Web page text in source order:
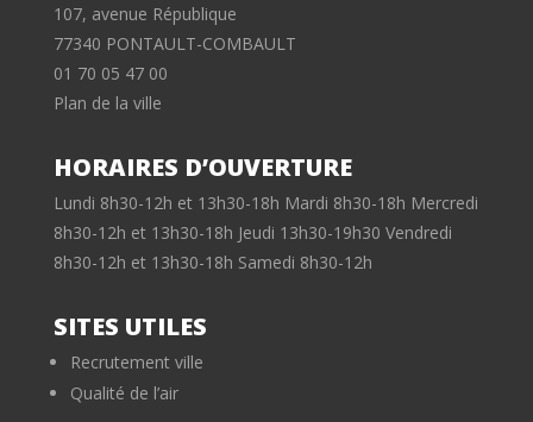
107, avenue République
77340 PONTAULT-COMBAULT
01 70 05 47 00
Plan de la ville
HORAIRES D’OUVERTURE
Lundi 8h30-12h et 13h30-18h Mardi 8h30-18h Mercredi
8h30-12h et 13h30-18h Jeudi 13h30-19h30 Vendredi
8h30-12h et 13h30-18h Samedi 8h30-12h
SITES UTILES
Recrutement ville
Qualité de l’air